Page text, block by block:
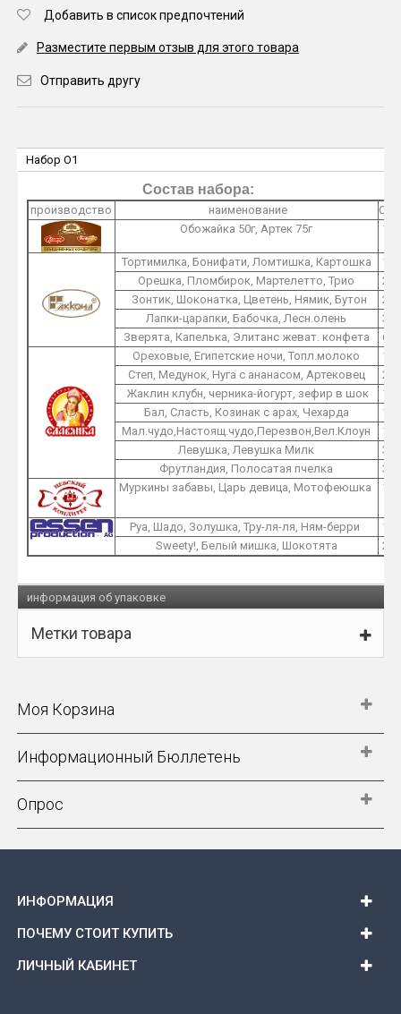
Добавить в список предпочтений
Разместите первым отзыв для этого товара
Отправить другу
Набор O1
Состав набора:
производство наименование
O1
Обожайка 50г, Артек 75г
1
Тортимилка, Бонифати, Ломтишка, Картошка
1
Орешка, Пломбирок, Мартелетто, Трио
2
Зонтик, Шоконатка, Цветень, Нямик, Бутон
2
Лапки-царапки, Бабочка, Лесн.олень
3
Зверята, Капелька, Элитанс жеват. конфета
6
Ореховые, Египетские ночи, Топл.молоко
1
Степ, Медунок, Нуга с ананасом, Артековец
2
Жаклин клубн, черника-йогурт, зефир в шок
1
Бал, Сласть, Козинак с арах, Чехарда
1
Мал.чудо,Настоящ.чудо,Перезвон,Вел.Клоун
1
Левушка, Левушка Милк
3
Фрутландия, Полосатая пчелка
3
Муркины забавы, Царь девица, Мотофеюшка
1
Руа, Шадо, Золушка, Тру-ля-ля, Ням-берри
1
Sweety!, Белый мишка, Шокотята
2
информация об упаковке
Метки товара
Моя Корзина
Информационный Бюллетень
Опрос
ИНФОРМАЦИЯ
ПОЧЕМУ СТОИТ КУПИТЬ
ЛИЧНЫЙ КАБИНЕТ